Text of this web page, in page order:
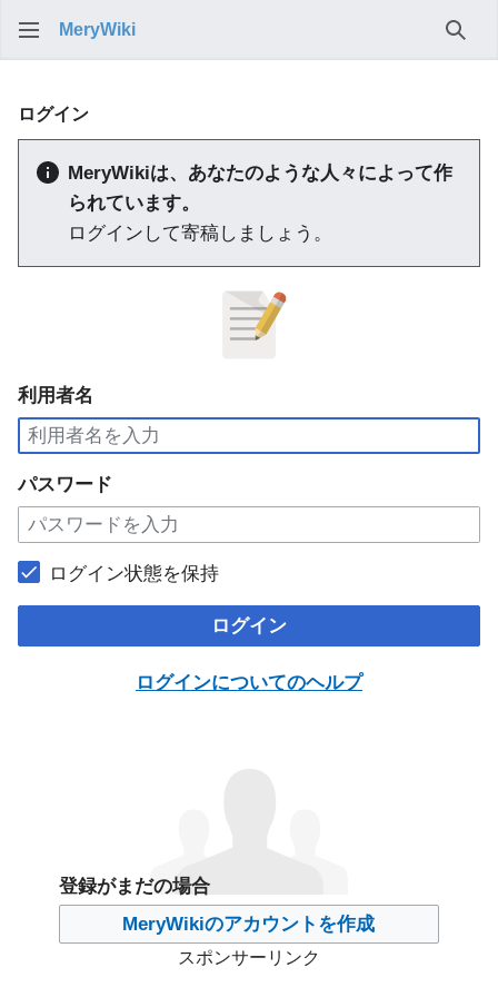
MeryWiki
検索
ログイン
MeryWikiは、あなたのような人々によって作
られています。
ログインして寄稿しましょう。
利用者名
パスワード
ログイン状態を保持
ログイン
ログインについてのヘルプ
登録がまだの場合
MeryWikiのアカウントを作成
スポンサーリンク